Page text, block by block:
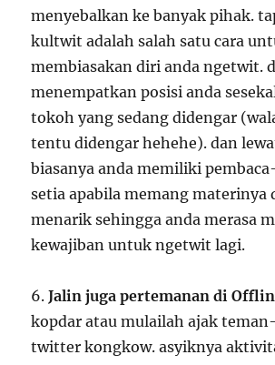
menyebalkan ke banyak pihak.
kultwit adalah salah satu cara
membiasakan diri anda ngetwit.
menempatkan posisi anda
tokoh yang sedang didengar
tentu didengar hehehe). dan
biasanya anda memiliki
setia apabila memang materinya
menarik sehingga anda merasa
kewajiban untuk ngetwit lagi.
6.Jalin juga pertemanan di
kopdar atau mulailah ajak
twitter kongkow. asyiknya